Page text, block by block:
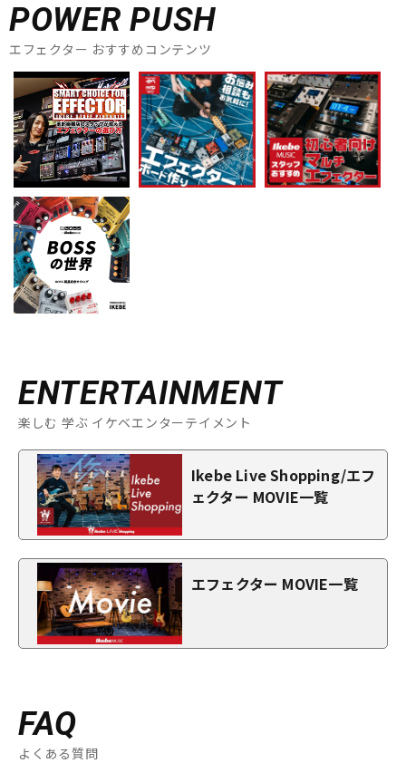
POWER PUSH
エフェクター おすすめコンテンツ
ENTERTAINMENT
楽しむ 学ぶ イケベエンターテイメント
Ikebe Live Shopping/エフ
ェクター MOVIE一覧
エフェクター MOVIE一覧
FAQ
よくある質問